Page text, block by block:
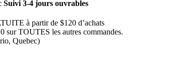
Suivi 3-4 jours ouvrables
à partir de $120 d’achats
sur TOUTES les autres commandes.
Quebec)